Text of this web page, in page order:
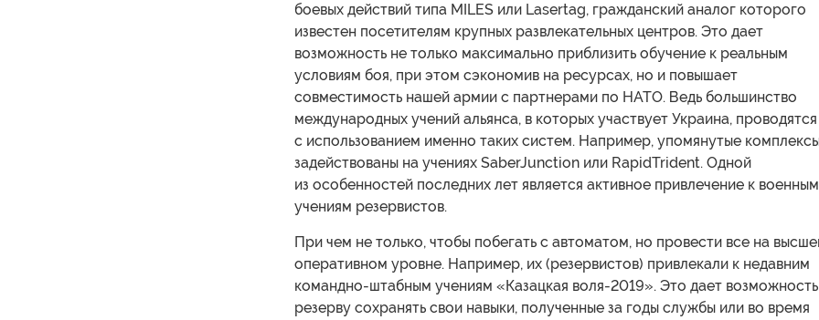
боевых действий типа МILES или Lasertag, гражданский аналог которого
известен посетителям крупных развлекательных центров. Это дает
возможность не только максимально приблизить обучение к реальным
условиям боя, при этом сэкономив на ресурсах, но и повышает
совместимость нашей армии с партнерами по НАТО. Ведь большинство
международных учений альянса, в которых участвует Украина, проводятся
с использованием именно таких систем. Например, упомянутые
задействованы на учениях SaberJunction или RapidTrident. Одной
из особенностей последних лет является активное привлечение к военным
учениям резервистов.
При чем не только, чтобы побегать с автоматом, но провести все на
оперативном уровне. Например, их (резервистов) привлекали к недавним
командно-штабным учениям «Казацкая воля-2019». Это дает возможность
резерву сохранять свои навыки, полученные за годы службы или во время